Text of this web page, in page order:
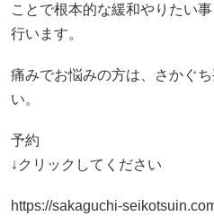
ことで根本的な緩和やりたい
行います。
痛みでお悩みの方は、さかぐ
い。
予約
↓クリックしてください
https://sakaguchi-